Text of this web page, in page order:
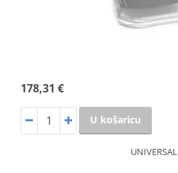
178,31 €
U košaricu
UNIVERSAL